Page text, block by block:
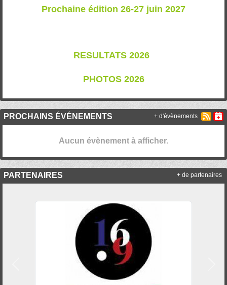
Prochaine édition 26-27 juin 2027
RESULTATS 2026
PHOTOS 2026
PROCHAINS ÉVÉNEMENTS
Aucun évènement à afficher.
+ d'évènements
PARTENAIRES + de partenaires